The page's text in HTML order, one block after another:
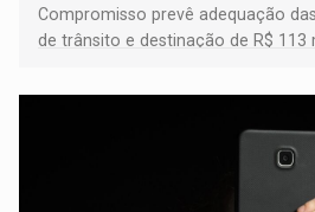
Compromisso prevê adequação
de trânsito e destinação de R$